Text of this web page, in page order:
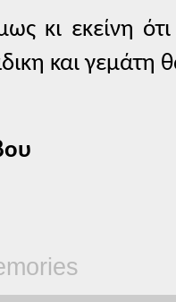
κι εκείνη
και γεμάτη